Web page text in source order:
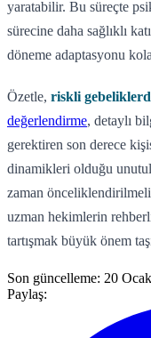
yaratabilir. Bu süreçte
sürecine daha sağlıklı
döneme adaptasyonu
Özetle, riskli
değerlendirme, detaylı
gerektiren son derece
dinamikleri olduğu
zaman
uzman hekimlerin
tartışmak büyük önem
Son güncelleme: 20
Paylaş: